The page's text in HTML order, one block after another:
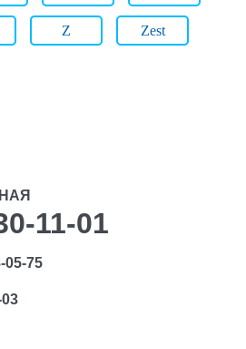
Z Zest
11-01
05-75